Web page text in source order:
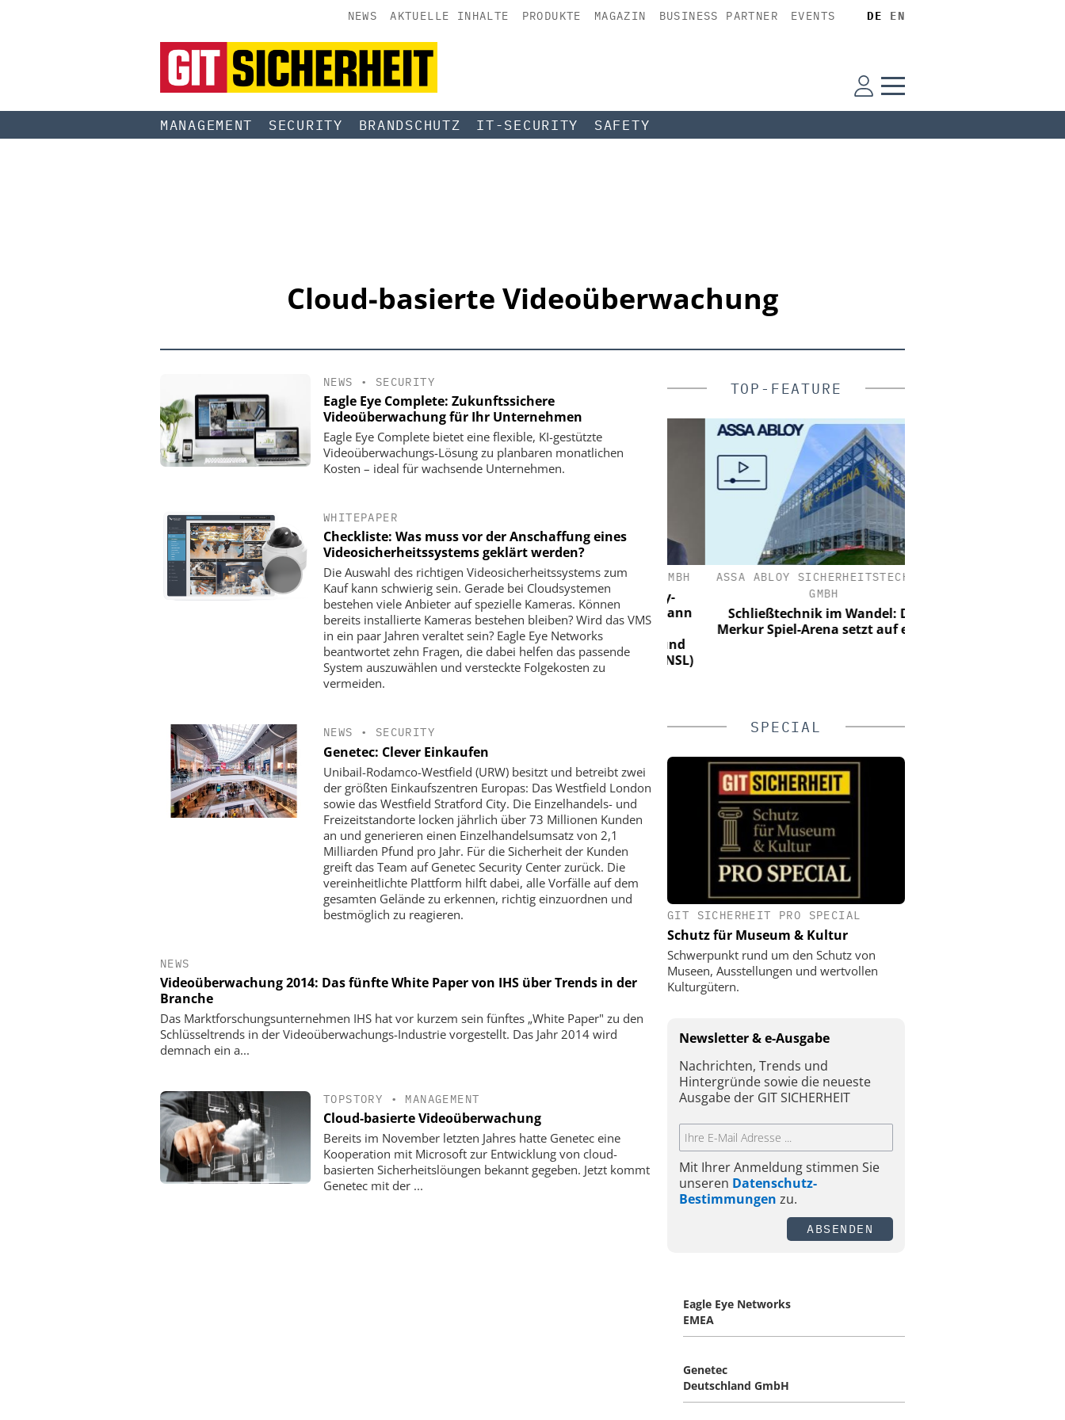
NEWS AKTUELLE INHALTE PRODUKTE MAGAZIN BUSINESS PARTNER EVENTS DE EN
MANAGEMENT SECURITY BRANDSCHUTZ IT-SECURITY SAFETY
Cloud-basierte ­Videoüberwachung
NEWS • SECURITY
Eagle Eye Complete: Zukunftssichere
Videoüberwachung für Ihr Unternehmen
Eagle Eye Complete bietet eine flexible, KI-gestützte
Videoüberwachungs-Lösung zu planbaren monatlichen
Kosten – ideal für wachsende Unternehmen.
WHITEPAPER
Checkliste: Was muss vor der Anschaffung eines
Videosicherheitssystems geklärt werden?
Die Auswahl des richtigen Videosicherheitssystems zum
Kauf kann schwierig sein. Gerade bei Cloudsystemen
bestehen viele Anbieter auf spezielle Kameras. Können
bereits installierte Kameras bestehen bleiben? Wird das VMS
in ein paar Jahren veraltet sein? Eagle Eye Networks
beantwortet zehn Fragen, die dabei helfen das passende
System auszuwählen und versteckte Folgekosten zu
vermeiden.
NEWS • SECURITY
Genetec: Clever Einkaufen
Unibail-Rodamco-Westfield (URW) besitzt und betreibt zwei
der größten Einkaufs­zentren Europas: Das Westfield London
sowie das Westfield Stratford City. Die Einzel­handels- und
Freizeitstandorte locken jährlich über 73 Millionen Kunden
an und generieren einen Einzelhandelsumsatz von 2,1
Milliarden Pfund pro Jahr. Für die Sicherheit der Kunden
greift das Team auf Genetec Security Center zurück. Die
vereinheitlichte Plattform hilft dabei, alle Vorfälle auf dem
gesamten Gelände zu erkennen, richtig einzuordnen und
bestmöglich zu reagieren.
NEWS
Videoüberwachung 2014: Das fünfte White Paper von IHS über Trends in der
Branche
Das Marktforschungsunternehmen IHS hat vor kurzem sein fünftes „White Paper" zu den
Schlüsseltrends in der Videoüberwachungs-Industrie vorgestellt. Das Jahr 2014 wird
demnach ein a...
TOPSTORY • MANAGEMENT
Cloud-basierte ­Videoüberwachung
Bereits im November letzten Jahres hatte Genetec eine
Kooperation mit Microsoft zur Entwicklung von cloud-
basierten Sicherheitslöungen bekannt gegeben. Jetzt kommt
Genetec mit der ...
TOP-FEATURE
KOELNMESSE GMBH
PMRExpo 2026 - Leitmesse für
hybride, kritische Kommunikation
KLÜH SERVICE MANAGEMENT GMBH
Interview mit Klüh Security-
Geschäftsführer Sven Horstmann
über integrierte
Alarmempfangsstelle (AES) und
Notruf- und Serviceleitstelle (NSL)
ASSA ABLOY SICHERHEITSTECHNIK
GMBH
Schließtechnik im Wandel: Die
Merkur Spiel-Arena setzt auf eCliq
SPECIAL
GIT SICHERHEIT PRO SPECIAL
Schutz für Museum & Kultur
Schwerpunkt rund um den Schutz von
Museen, Ausstellungen und wertvollen
Kulturgütern.
Newsletter & e-Ausgabe
Nachrichten, Trends und
Hintergründe sowie die neueste
Ausgabe der GIT SICHERHEIT
Mit Ihrer Anmeldung stimmen Sie
unseren Datenschutz-
Bestimmungen zu.
ABSENDEN
Eagle Eye Networks
EMEA
Genetec
Deutschland GmbH